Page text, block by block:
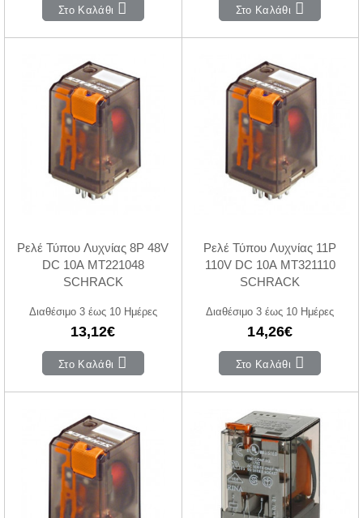
Στο Καλάθι Στο Καλάθι
Ρελέ Τύπου Λυχνίας 8P 48V
DC 10A MT221048
SCHRACK
Διαθέσιμο 3 έως 10 Ημέρες
13,12€
Στο Καλάθι
Ρελέ Τύπου Λυχνίας 11P
110V DC 10A MT321110
SCHRACK
Διαθέσιμο 3 έως 10 Ημέρες
14,26€
Στο Καλάθι